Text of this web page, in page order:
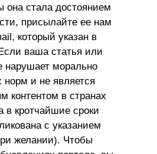
она стала достоянием
присылайте ее нам
который указан в
ваша статья или
нарушает морально
норм и не является
контентом в странах
в кротчайшие сроки
с указанием
желании). Чтобы